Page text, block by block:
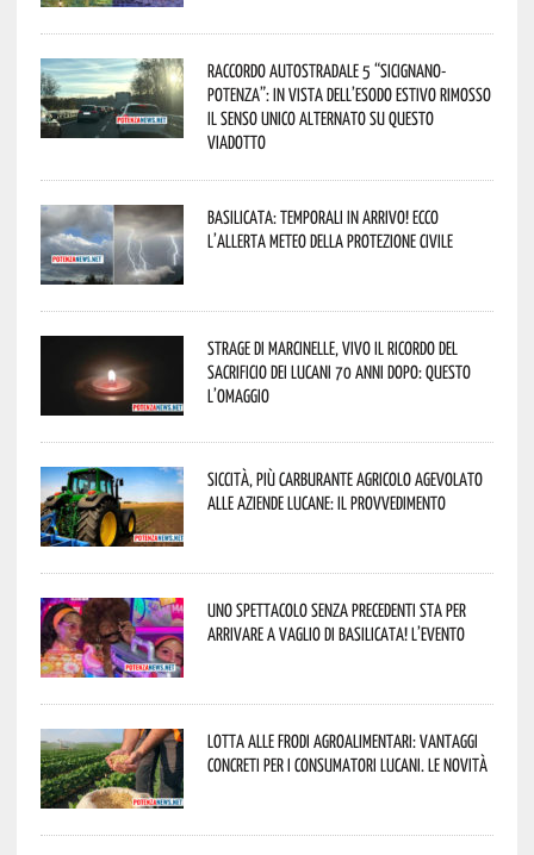
Raccordo Autostradale 5 “Sicignano-
Potenza”: in vista dell’esodo estivo rimosso
il senso unico alternato su questo
viadotto
Basilicata: temporali in arrivo! Ecco
l’allerta meteo della Protezione civile
Strage di Marcinelle, vivo il ricordo del
sacrificio dei lucani 70 anni dopo: questo
l’omaggio
Siccità, più carburante agricolo agevolato
alle aziende lucane: il provvedimento
Uno spettacolo senza precedenti sta per
arrivare a Vaglio di Basilicata! L’evento
Lotta alle frodi agroalimentari: vantaggi
concreti per i consumatori lucani. Le novità